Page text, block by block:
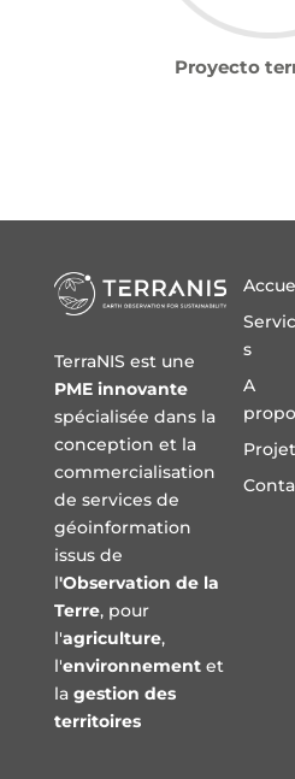
Proyecto
TerraNIS est une
PME innovante
spécialisée dans la
conception et la
commercialisation
de services de
géoinformation
issus de
l'Observation de la
Terre, pour
l'agriculture,
l'environnementet
la gestion des
territoires
s
A